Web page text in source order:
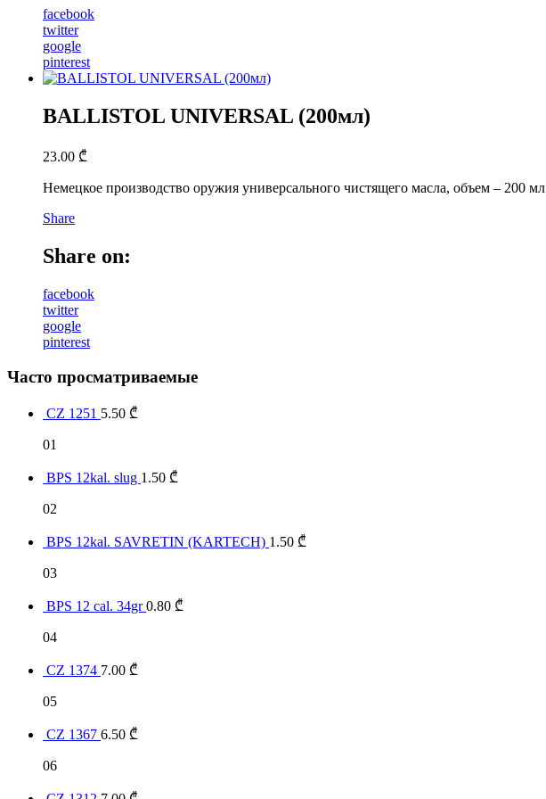
facebook
twitter
google
pinterest
BALLISTOL UNIVERSAL (200мл)
23.00 ₾
Немецкое производство оружия универсального чистящего масла, объем – 200 мл
Share
Share on:
facebook
twitter
google
pinterest
Часто просматриваемые
CZ 1251 5.50 ₾
01
BPS 12kal. slug 1.50 ₾
02
BPS 12kal. SAVRETIN (KARTECH) 1.50 ₾
03
BPS 12 cal. 34gr0.80 ₾
04
CZ 1374 7.00 ₾
05
CZ 1367 6.50 ₾
06